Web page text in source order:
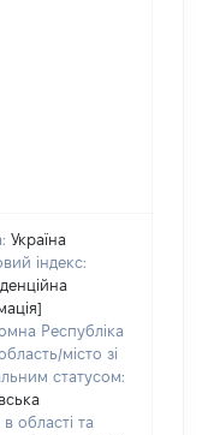
Україна
індекс:
Республіка
місто зі
статусом:
області та